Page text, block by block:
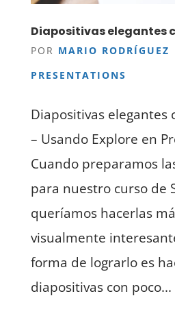
Diapositivas elegantes
POR MARIO RODRÍGUEZ
PRESENTATIONS
Diapositivas elegantes
– Usando Explore en
Cuando preparamos
para nuestro curso de
queríamos hacerlas
visualmente
forma de lograrlo es
diapositivas con poco...